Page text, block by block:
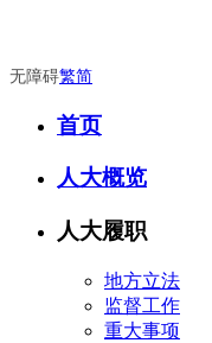
无障碍繁简
首页
人大概览
人大履职
地方立法
监督工作
重大事项